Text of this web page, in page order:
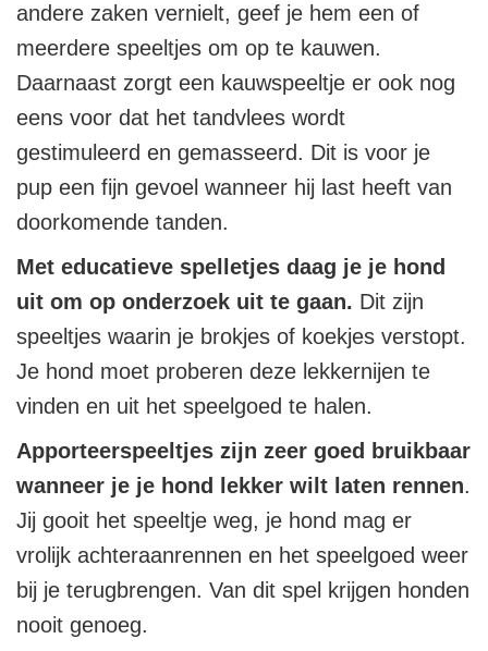
andere zaken vernielt, geef je hem een of
meerdere speeltjes om op te kauwen.
Daarnaast zorgt een kauwspeeltje er ook nog
eens voor dat het tandvlees wordt
gestimuleerd en gemasseerd. Dit is voor je
pup een fijn gevoel wanneer hij last heeft van
doorkomende tanden.
Met educatieve spelletjes daag je je hond
uit om op onderzoek uit te gaan. Dit zijn
speeltjes waarin je brokjes of koekjes verstopt.
Je hond moet proberen deze lekkernijen te
vinden en uit het speelgoed te halen.
Apporteerspeeltjes zijn zeer goed bruikbaar
wanneer je je hond lekker wilt laten rennen.
Jij gooit het speeltje weg, je hond mag er
vrolijk achteraanrennen en het speelgoed weer
bij je terugbrengen. Van dit spel krijgen honden
nooit genoeg.